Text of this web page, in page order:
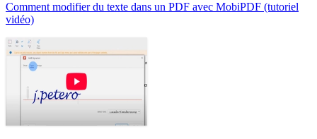
Comment modifier du texte dans un PDF avec MobiPDF (tutoriel
vidéo)